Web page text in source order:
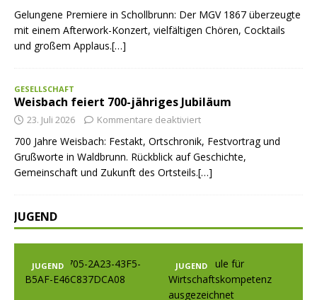
Gelungene Premiere in Schollbrunn: Der MGV 1867 überzeugte
mit einem Afterwork-Konzert, vielfältigen Chören, Cocktails
und großem Applaus.[…]
GESELLSCHAFT
Weisbach feiert 700-jähriges Jubiläum
23. Juli 2026 Kommentare deaktiviert
700 Jahre Weisbach: Festakt, Ortschronik, Festvortrag und
Grußworte in Waldbrunn. Rückblick auf Geschichte,
Gemeinschaft und Zukunft des Ortsteils.[…]
JUGEND
JUGEND JUGEND